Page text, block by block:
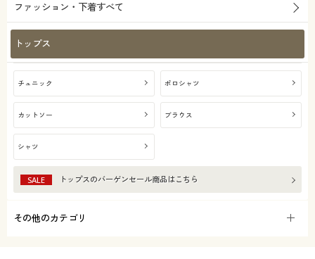
ファッション・下着すべて
トップス
チュニック ポロシャツ
カットソー ブラウス
シャツ
SALE トップスのバーゲンセール商品はこちら
その他のカテゴリ